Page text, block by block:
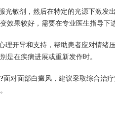
光敏剂，然后在特定的光源下激发
效果较好，需要在专业医生指导下
理开导和支持，帮助患者应对情绪
是在疾病进展或重新发作时。
面对面部白癜风，建议采取综合治